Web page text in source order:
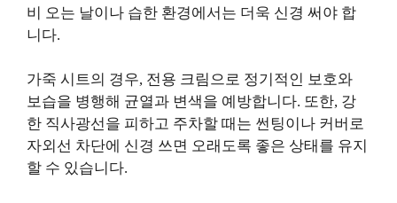
비 오는 날이나 습한 환경에서는 더욱 신경 써야 합
니다.
가죽 시트의 경우, 전용 크림으로 정기적인 보호와
보습을 병행해 균열과 변색을 예방합니다. 또한, 강
한 직사광선을 피하고 주차할 때는 썬팅이나 커버로
자외선 차단에 신경 쓰면 오래도록 좋은 상태를 유지
할 수 있습니다.